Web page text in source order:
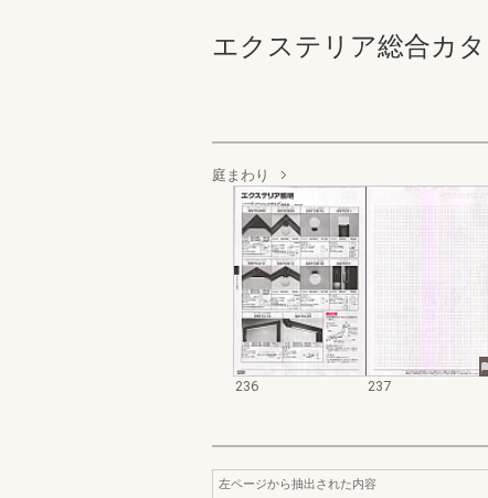
エクステリア総合カ
庭まわり
236 237
左ページから抽出された内容